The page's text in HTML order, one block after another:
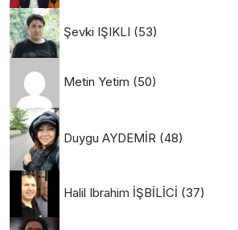
Şevki IŞIKLI (53)
Metin Yetim (50)
Duygu AYDEMİR (48)
Halil Ibrahim İŞBİLİCİ (37)